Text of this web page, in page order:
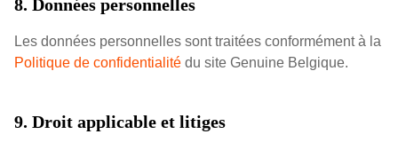
8. Données personnelles
Les données personnelles sont traitées conformément à la
Politique de confidentialité du site Genuine Belgique.
9. Droit applicable et litiges